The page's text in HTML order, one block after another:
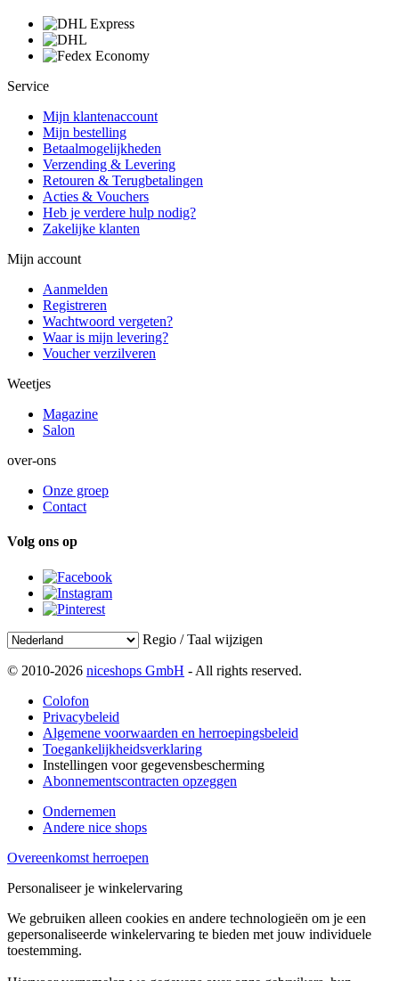
Service
Mijn klantenaccount
Mijn bestelling
Betaalmogelijkheden
Verzending & Levering
Retouren & Terugbetalingen
Acties & Vouchers
Heb je verdere hulp nodig?
Zakelijke klanten
Mijn account
Aanmelden
Registreren
Wachtwoord vergeten?
Waar is mijn levering?
Voucher verzilveren
Weetjes
Magazine
Salon
over-ons
Onze groep
Contact
Volg ons op
Regio / Taal wijzigen
© 2010-2026 niceshops GmbH - All rights reserved.
Colofon
Privacybeleid
Algemene voorwaarden en herroepingsbeleid
Toegankelijkheidsverklaring
Instellingen voor gegevensbescherming
Abonnementscontracten opzeggen
Ondernemen
Andere nice shops
Overeenkomst herroepen
Personaliseer je winkelervaring
We gebruiken alleen cookies en andere technologieën om je een
gepersonaliseerde winkelervaring te bieden met jouw individuele
toestemming.